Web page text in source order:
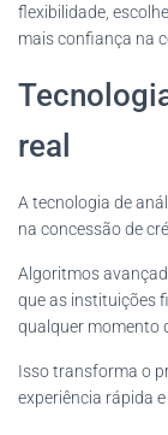
flexibilidade,
mais confiança na
real
A tecnologia de
na concessão de
Algoritmos
que as instituições
qualquer momento
Isso transforma o
experiência rápida